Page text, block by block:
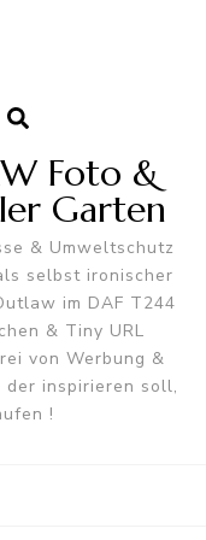
Foto &
Garten
& Umweltschutz
selbst ironischer
im DAF T244
& Tiny URL
von Werbung &
der inspirieren soll,
!